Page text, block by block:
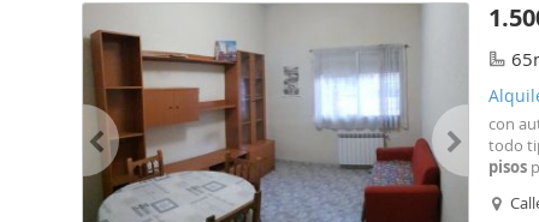
con
todo
pisos